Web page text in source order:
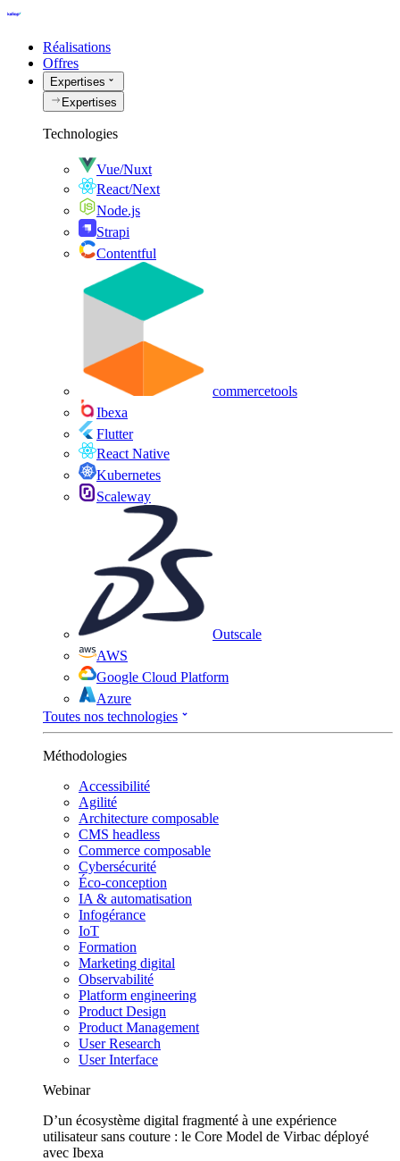
Réalisations
Offres
Expertises
Expertises
Technologies
Vue/Nuxt
React/Next
Node.js
Strapi
Contentful
commercetools
Ibexa
Flutter
React Native
Kubernetes
Scaleway
Outscale
AWS
Google Cloud Platform
Azure
Toutes nos technologies
Méthodologies
Accessibilité
Agilité
Architecture composable
CMS headless
Commerce composable
Cybersécurité
Éco-conception
IA & automatisation
Infogérance
IoT
Formation
Marketing digital
Observabilité
Platform engineering
Product Design
Product Management
User Research
User Interface
Webinar
D’un écosystème digital fragmenté à une expérience
utilisateur sans couture : le Core Model de Virbac déployé
avec Ibexa